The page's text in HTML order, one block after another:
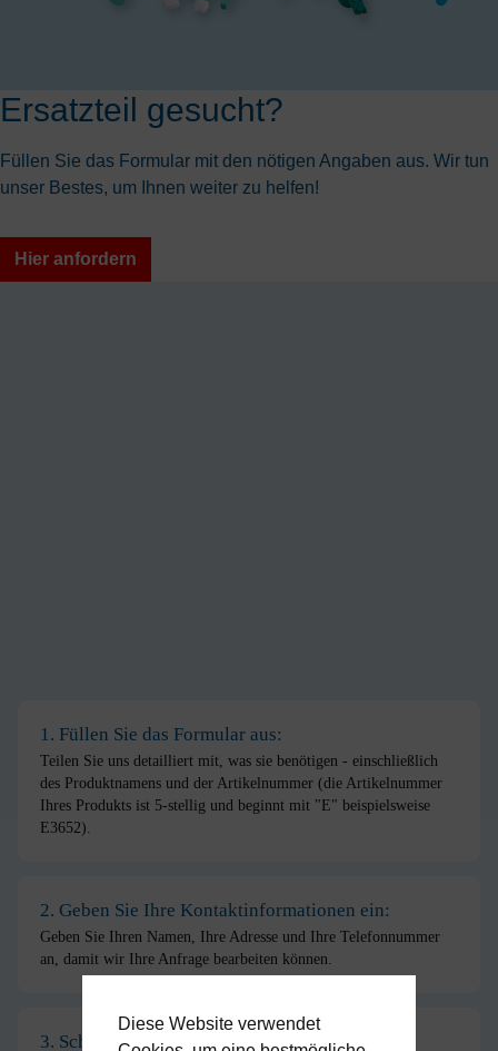
Ersatzteil gesucht?
Füllen Sie das Formular mit den nötigen Angaben aus. Wir tun
unser Bestes, um Ihnen weiter zu helfen!
Hier anfordern
1. Füllen Sie das Formular aus:
Teilen Sie uns detailliert mit, was sie benötigen - einschließlich
des Produktnamens und der Artikelnummer (die Artikelnummer
Ihres Produkts ist 5-stellig und beginnt mit "E" beispielsweise
E3652).
2. Geben Sie Ihre Kontaktinformationen ein:
Geben Sie Ihren Namen, Ihre Adresse und Ihre Telefonnummer
an, damit wir Ihre Anfrage bearbeiten können.
3. Schicken Sie Ihre Anfrage ab:
Diese Website verwendet